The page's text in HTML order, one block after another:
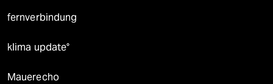
fernverbindung
klima update°
Mauerecho